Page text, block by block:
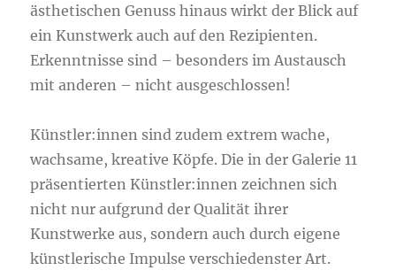
ästhetischen Genuss hinaus wirkt der Blick auf
ein Kunstwerk auch auf den Rezipienten.
Erkenntnisse sind – besonders im Austausch
mit anderen – nicht ausgeschlossen!
Künstler:innen sind zudem extrem wache,
wachsame, kreative Köpfe. Die in der Galerie 11
präsentierten Künstler:innen zeichnen sich
nicht nur aufgrund der Qualität ihrer
Kunstwerke aus, sondern auch durch eigene
künstlerische Impulse verschiedenster Art.